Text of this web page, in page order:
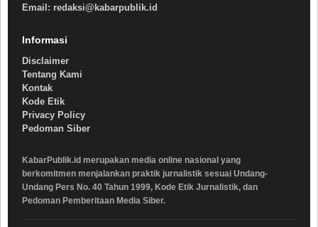
Email: redaksi@kabarpublik.id
Informasi
Disclaimer
Tentang Kami
Kontak
Kode Etik
Privacy Policy
Pedoman Siber
KabarPublik.id merupakan media online nasional yang
berkomitmen menjalankan praktik jurnalistik sesuai Undang-
Undang Pers No. 40 Tahun 1999, Kode Etik Jurnalistik, dan
Pedoman Pemberitaan Media Siber.